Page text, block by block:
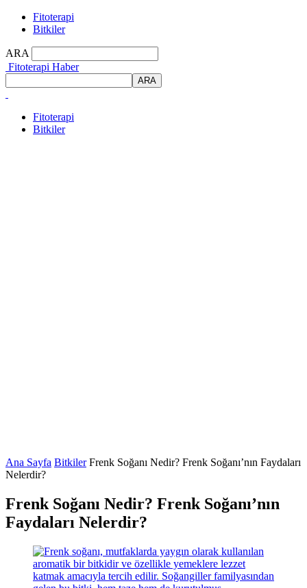
Fitoterapi
Bitkiler
ARA
Fitoterapi Haber
Fitoterapi
Bitkiler
Ana Sayfa Bitkiler Frenk Soğanı Nedir? Frenk Soğanı’nın Faydaları
Nelerdir?
Frenk Soğanı Nedir? Frenk Soğanı’nın
Faydaları Nelerdir?